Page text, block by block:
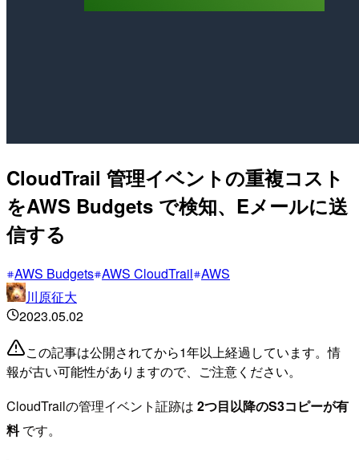
CloudTrail 管理イベントの重複コスト
をAWS Budgets で検知、Eメールに送
信する
AWS Budgets AWS CloudTrail AWS
川原征大
2023.05.02
この記事は公開されてから1年以上経過しています。情
報が古い可能性がありますので、ご注意ください。
CloudTrailの管理イベント証跡は 2つ目以降のS3コピーが有
料です。